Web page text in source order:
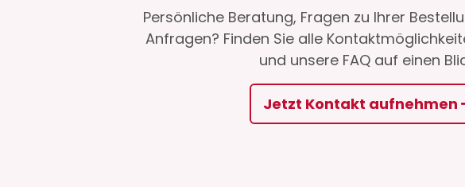
Persönliche Beratung, Fragen zu Ihrer
Anfragen? Finden Sie alle
und unsere FAQ auf einen
Jetzt Kontakt aufnehmen